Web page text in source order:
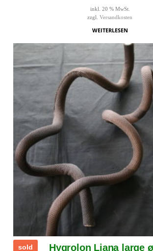
inkl. 20 % MwSt.
zzgl. Versandkosten
WEITERLESEN
sold Hygrolon Liana large